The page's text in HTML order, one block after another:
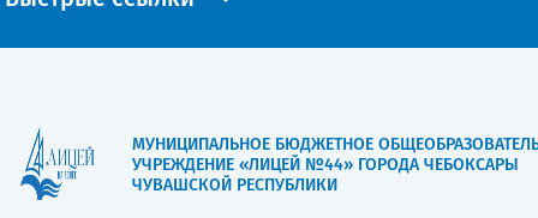
МУНИЦИПАЛЬНОЕ БЮДЖЕТНОЕ
УЧРЕЖДЕНИЕ «ЛИЦЕЙ №44» ГОРОДА ЧЕБОКСАРЫ
ЧУВАШСКОЙ РЕСПУБЛИКИ